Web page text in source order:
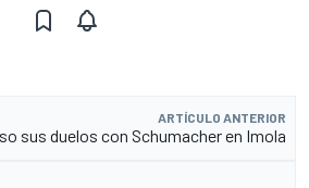
ARTÍCULO ANTERIOR
sus duelos con Schumacher en Imola